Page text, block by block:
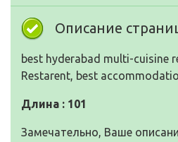
Описание
best hyderabad multi-cuisine
Restarent, best
Длина : 101
Замечательно, Ваше